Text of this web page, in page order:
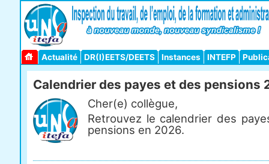
Actualité DR(I)EETS/DEETS Instances INTEFP
Calendrier des payes et des pensions
Cher(e) collègue,
Retrouvez le calendrier des
pensions en 2026.